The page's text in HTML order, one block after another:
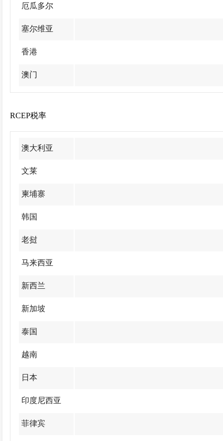
厄瓜多尔
塞尔维亚
香港
澳门
RCEP税率
澳大利亚
文莱
柬埔寨
韩国
老挝
马来西亚
新西兰
新加坡
泰国
越南
日本
印度尼西亚
菲律宾